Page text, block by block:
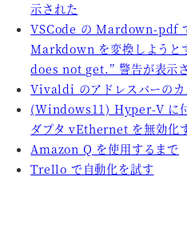
示された
VSCode の Mardown-pdf
Markdown を変換しよう
does not get.” 警告が表示
Vivaldi のアドレスバーのカ
(Windows11) Hyper-V に
ダプタ vEthernet を無効化
Amazon Q を使用するまで
Trello で自動化を試す